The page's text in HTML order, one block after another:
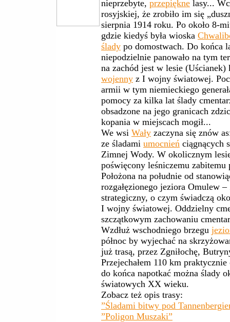
nieprzebyte, przepiękne lasy...
rosyjskiej, że zrobiło im się
sierpnia 1914 roku. Po około 8-
gdzie kiedyś była wioska
ślady po domostwach. Do końca
niepodzielnie panowało na tym
na zachód jest w lesie
wojenny z I wojny światowej.
armii w tym niemieckiego
pomocy za kilka lat ślady
obsadzone na jego granicach
kopania w miejscach mogił...
We wsi Wały zaczyna się znów
ze śladami umocnień ciągnących
Zimnej Wody. W okolicznym
poświęcony leśniczemu
Położona na południe od
rozgałęzionego jeziora Omulew
strategiczny, o czym świadczą
I wojny światowej. Oddzielny
szczątkowym zachowaniu
Wzdłuż wschodniego brzegu
północ by wyjechać na
już trasą, przez Zgniłochę,
Przejechałem 110 km
do końca napotkać można ślady
światowych XX wieku.
Zobacz też opis trasy:
”Śladami bitwy pod
”Poligon Muszaki”